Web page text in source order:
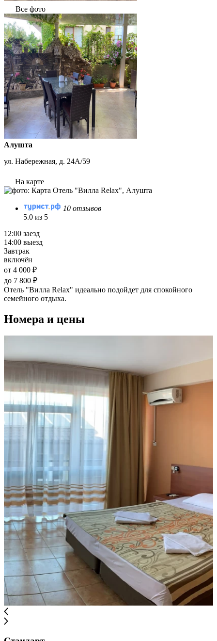
Все фото
Алушта
ул. Набережная, д. 24А/59
На карте
10 отзывов
5.0 из 5
12:00 заезд
14:00 выезд
Завтрак
включён
от 4 000 ₽
до 7 800 ₽
Отель "Вилла Relax" идеально подойдет для спокойного
семейного отдыха.
Номера и цены